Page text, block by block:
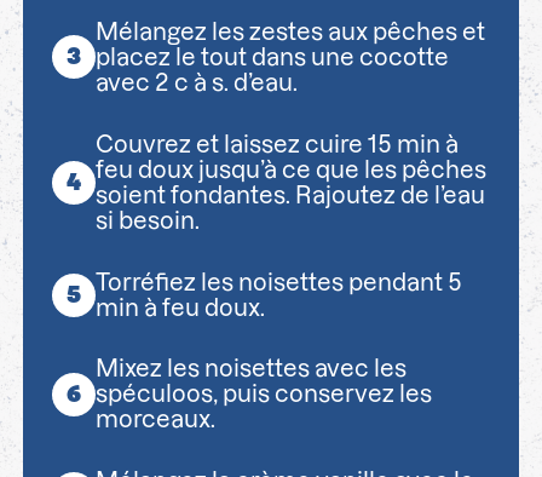
Mélangez les zestes aux pêches et
placez le tout dans une cocotte
avec 2 c à s. d’eau.
Couvrez et laissez cuire 15 min à
feu doux jusqu’à ce que les pêches
soient fondantes. Rajoutez de l’eau
si besoin.
Torréfiez les noisettes pendant 5
min à feu doux.
Mixez les noisettes avec les
spéculoos, puis conservez les
morceaux.